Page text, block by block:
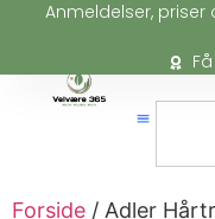
Anmeldelser,
Forside / Adler